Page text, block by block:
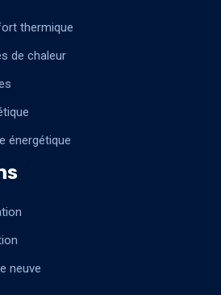
thermique
de chaleur
énergétique
neuve